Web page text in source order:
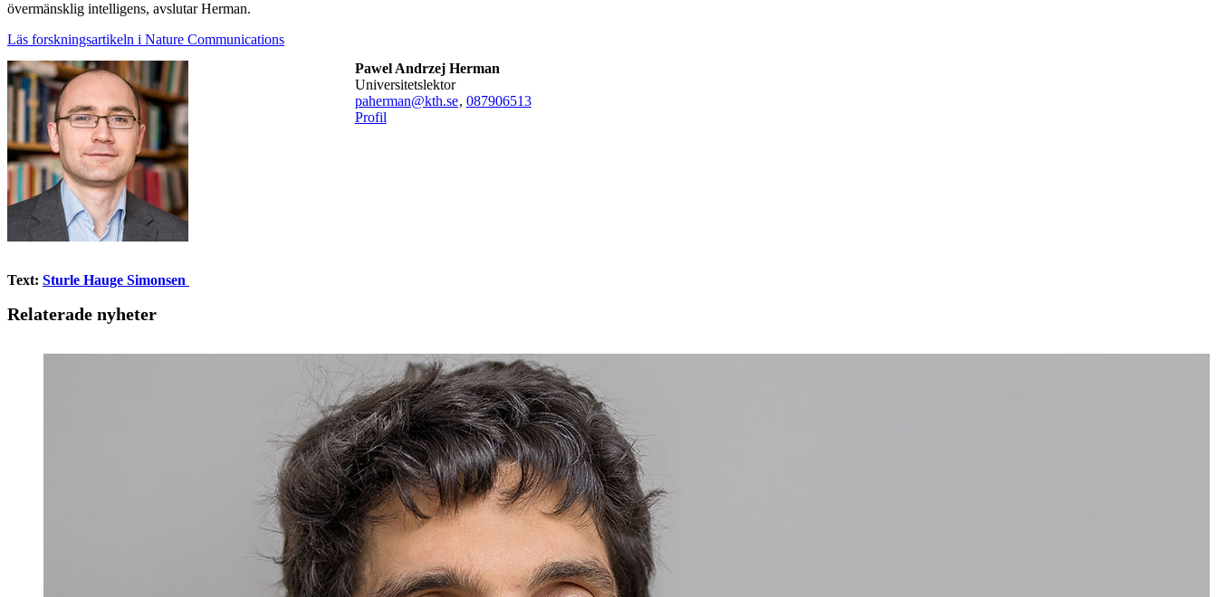
övermänsklig intelligens, avslutar Herman.
Läs forskningsartikeln i Nature Communications
Pawel Andrzej Herman
universitetslektor
paherman@kth.se, 087906513
Profil
Text: Sturle Hauge Simonsen
Relaterade nyheter